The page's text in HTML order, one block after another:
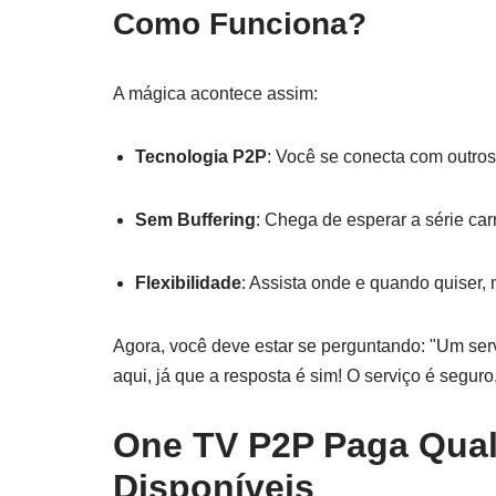
Como Funciona?
A mágica acontece assim:
Tecnologia P2P: Você se conecta com
Sem Buffering: Chega de esperar a série
Flexibilidade: Assista onde e quando quiser,
Agora, você deve estar se perguntando: "Um
aqui, já que a resposta é sim! O serviço é
One TV P2P Paga
Disponíveis